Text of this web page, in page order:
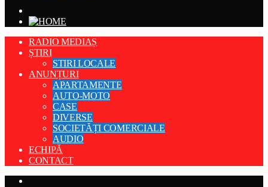
RADIO MEDIAȘ
ȘTIRI
STIRI LOCALE
ANUNȚURI
APARTAMENTE
AUTO-MOTO
CASE
DIVERSE
SOCIETĂȚI COMERCIALE
AUDIO
ECHIPĂ
CONTACT